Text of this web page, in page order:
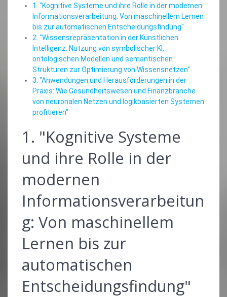
1. "Kognitive Systeme und ihre Rolle in der modernen
Informationsverarbeitung: Von maschinellem Lernen
bis zur automatischen Entscheidungsfindung"
2. "Wissensrepräsentation in der Künstlichen
Intelligenz: Nutzung von symbolischer KI,
ontologischen Modellen und semantischen
Strukturen zur Optimierung von Wissensnetzen"
3. "Anwendungen und Herausforderungen in der
Praxis: Wie Gesundheitswesen und Finanzbranche
von neuronalen Netzen und logikbasierten Systemen
profitieren"
1. "Kognitive Systeme
und ihre Rolle in der
modernen
Informationsverarbeitun
g: Von maschinellem
Lernen bis zur
automatischen
Entscheidungsfindung"